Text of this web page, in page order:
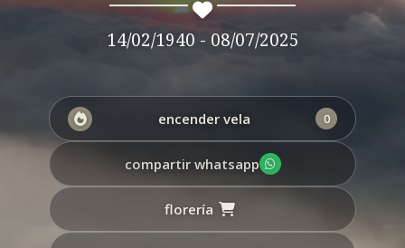
14/02/1940 - 08/07/2025
encender vela 0
compartir whatsapp
florería